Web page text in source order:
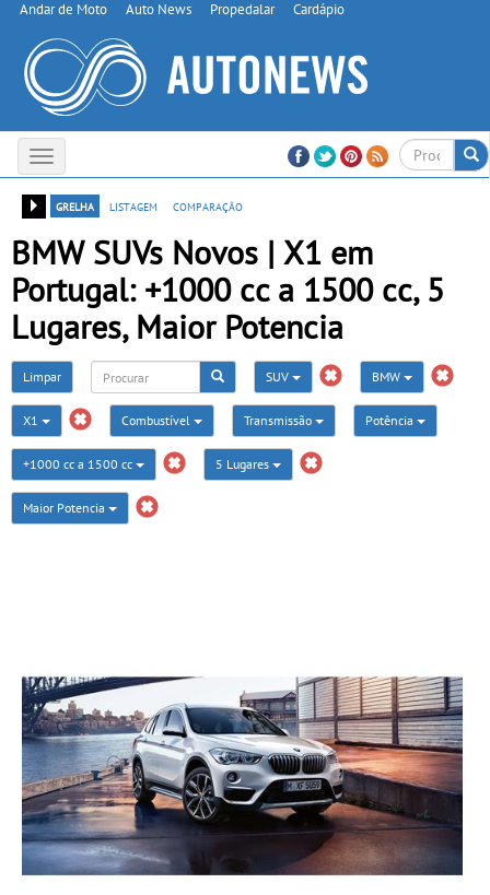
Andar de Moto Auto News Propedalar Cardápio
Toggle
navigation
grelha
listagem comparação
BMW SUVs Novos | X1 em
Portugal: +1000 cc a 1500 cc, 5
Lugares, Maior Potencia
Limpar SUV BMW
X1 Combustível Transmissão Potência
+1000 cc a 1500 cc 5 Lugares
Maior Potencia